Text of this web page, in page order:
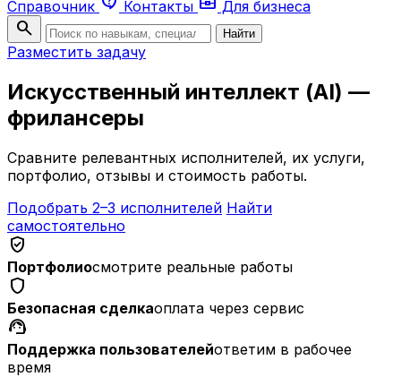
Справочник Контакты Для бизнеса
search Найти
Разместить задачу
Искусственный интеллект (AI) —
фрилансеры
Сравните релевантных исполнителей, их услуги,
портфолио, отзывы и стоимость работы.
Подобрать 2–3 исполнителей Найти
самостоятельно
verified_user
Портфолиосмотрите реальные работы
shield
Безопасная сделкаоплата через сервис
support_agent
Поддержка пользователейответим в рабочее
время